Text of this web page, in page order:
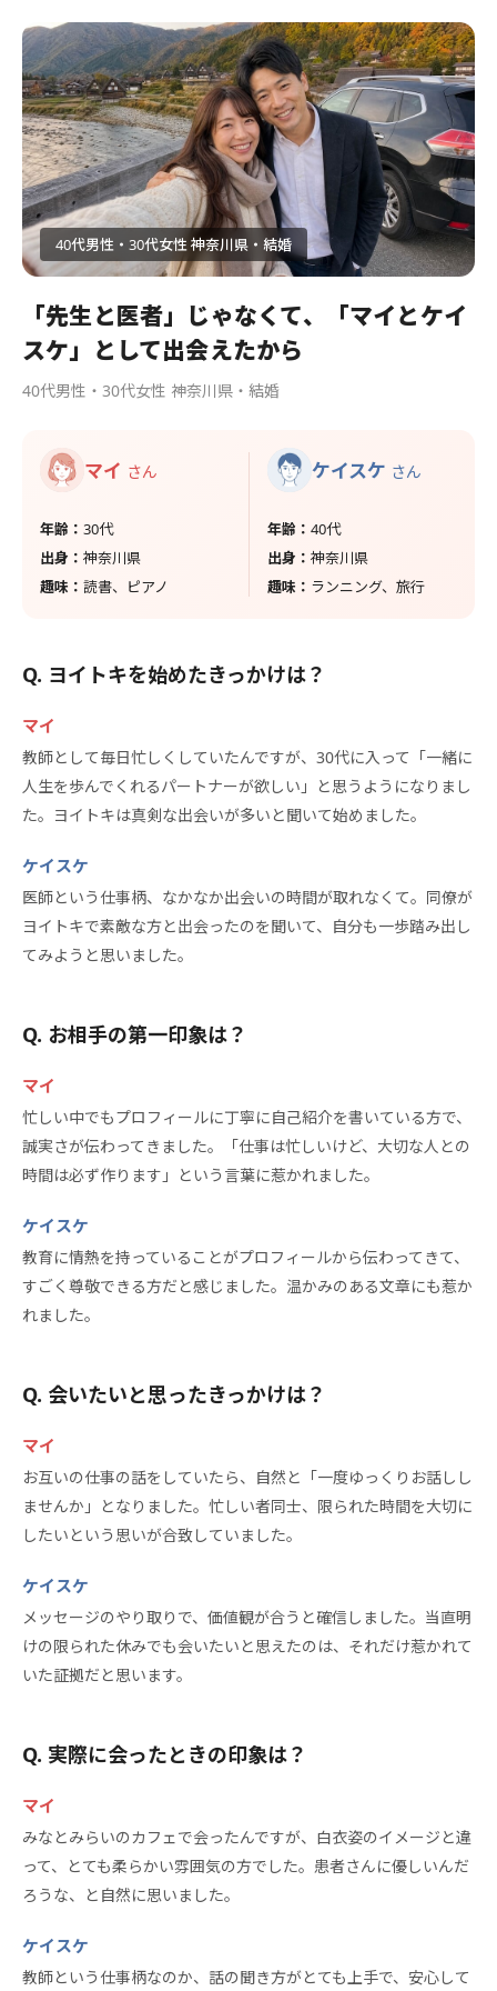
40代男性・30代女性 神奈川県・結婚
「先生と医者」じゃなくて、「マイとケイ
スケ」として出会えたから
40代男性・30代女性 神奈川県・結婚
マイ さん
年齢： 30代
出身： 神奈川県
趣味： 読書、ピアノ
ケイスケ さん
年齢： 40代
出身： 神奈川県
趣味： ランニング、旅行
ヨイトキを始めたきっかけは？
マイ
教師として毎日忙しくしていたんですが、30代に入って「一緒に
人生を歩んでくれるパートナーが欲しい」と思うようになりまし
た。ヨイトキは真剣な出会いが多いと聞いて始めました。
ケイスケ
医師という仕事柄、なかなか出会いの時間が取れなくて。同僚が
ヨイトキで素敵な方と出会ったのを聞いて、自分も一歩踏み出し
てみようと思いました。
お相手の第一印象は？
マイ
忙しい中でもプロフィールに丁寧に自己紹介を書いている方で、
誠実さが伝わってきました。「仕事は忙しいけど、大切な人との
時間は必ず作ります」という言葉に惹かれました。
ケイスケ
教育に情熱を持っていることがプロフィールから伝わってきて、
すごく尊敬できる方だと感じました。温かみのある文章にも惹か
れました。
会いたいと思ったきっかけは？
マイ
お互いの仕事の話をしていたら、自然と「一度ゆっくりお話しし
ませんか」となりました。忙しい者同士、限られた時間を大切に
したいという思いが合致していました。
ケイスケ
メッセージのやり取りで、価値観が合うと確信しました。当直明
けの限られた休みでも会いたいと思えたのは、それだけ惹かれて
いた証拠だと思います。
実際に会ったときの印象は？
マイ
みなとみらいのカフェで会ったんですが、白衣姿のイメージと違
って、とても柔らかい雰囲気の方でした。患者さんに優しいんだ
ろうな、と自然に思いました。
ケイスケ
教師という仕事柄なのか、話の聞き方がとても上手で、安心して